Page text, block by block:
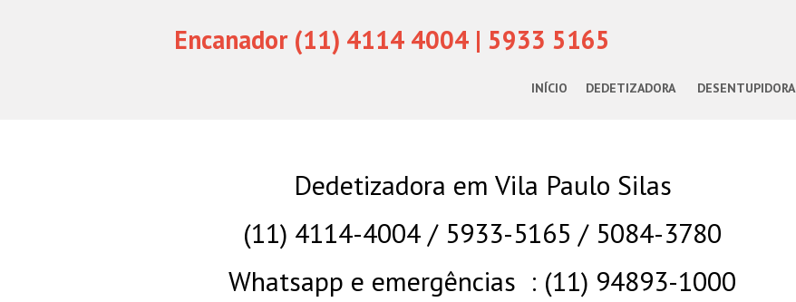
Encanador (11) 4114 4004 | 5933 5165
INÍCIO DEDETIZADORA DESENTUPIDORA
Dedetizadora em Vila Paulo Silas
(11) 4114-4004 / 5933-5165 / 5084-3780
Whatsapp e emergências : (11) 94893-1000